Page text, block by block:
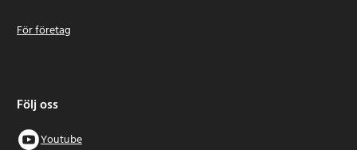
För företag
Följ oss
Youtube